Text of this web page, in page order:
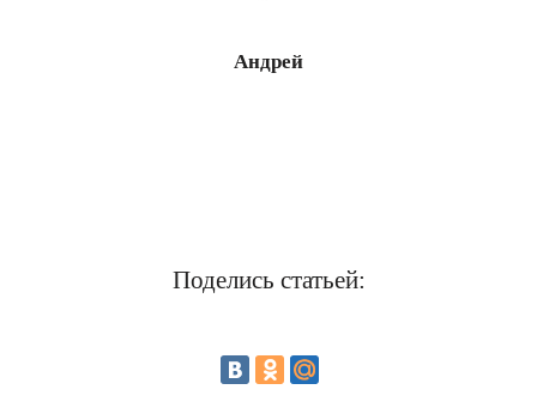
Андрей
Поделись статьей: